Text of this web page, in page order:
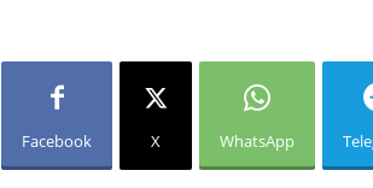
Facebook X WhatsApp